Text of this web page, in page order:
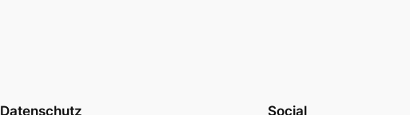
Datenschutz Social